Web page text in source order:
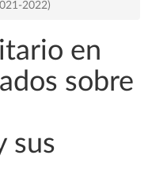
2022)
en
sobre
sus